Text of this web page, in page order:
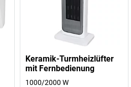
Keramik-Turmheizlüfter
mit Fernbedienung
1000/2000 W